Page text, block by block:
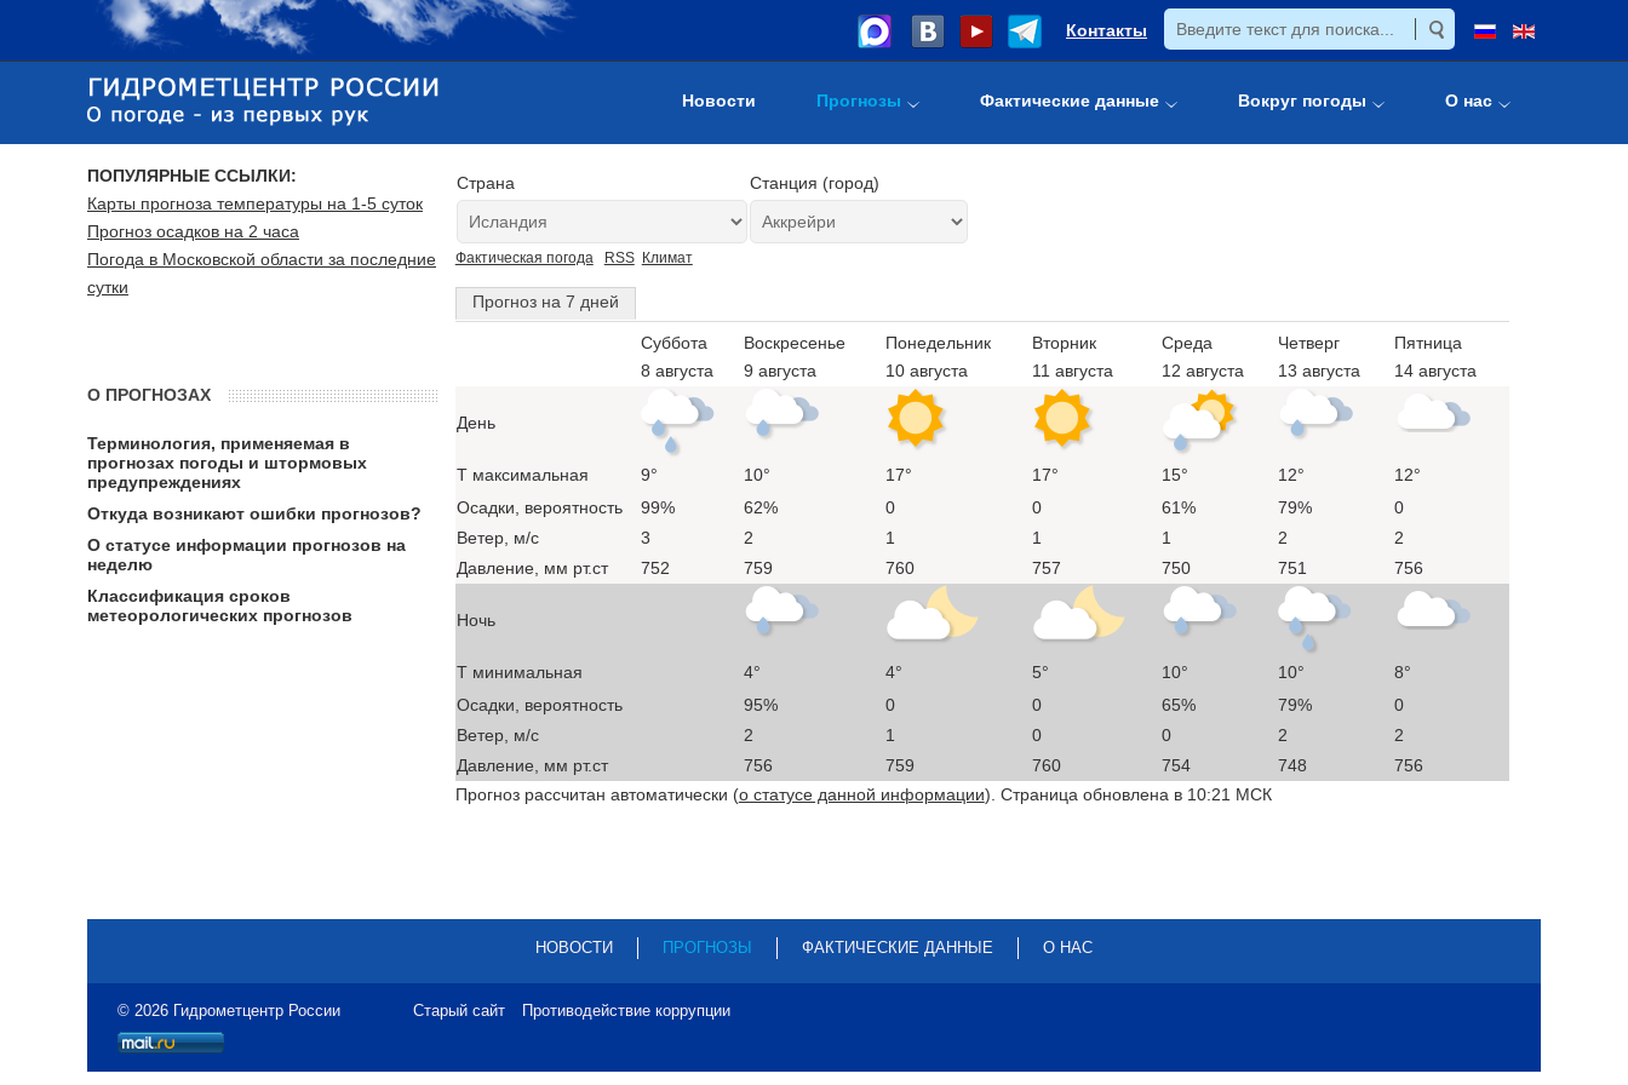
Контакты
Новости Прогнозы Фактические данные Вокруг погоды О нас
Страна Станция (город)
Фактическая погода RSS Климат
Прогноз на 7 дней
Суббота
8 августа
Воскресенье
9 августа
Понедельник
10 августа
Вторник
11 августа
Среда
12 августа
Четверг
13 августа
Пятница
14 августа
День
T максимальная 9° 10° 17° 17° 15° 12°
12°
Осадки, вероятность
99% 62% 0 0 61% 79%
0
Ветер, м/с
3 2 1 1 1 2
2
Давление, мм рт.ст
752 759 760 757 750 751 756
Ночь
T минимальная 4° 4° 5° 10° 10°
8°
Осадки, вероятность
95% 0 0 65% 79%
0
Ветер, м/с
2 1 0 0 2
2
Давление, мм рт.ст
756 759 760 754 748
756
Прогноз рассчитан автоматически (о статусе данной информации). Страница обновлена в 10:21 МСК
ПОПУЛЯРНЫЕ ССЫЛКИ:
Карты прогноза температуры на 1-5 суток
Прогноз осадков на 2 часа
Погода в Московской области за последние
сутки
О ПРОГНОЗАХ
Терминология, применяемая в
прогнозах погоды и штормовых
предупреждениях
Откуда возникают ошибки прогнозов?
О статусе информации прогнозов на
неделю
Классификация сроков
метеорологических прогнозов
НОВОСТИ ПРОГНОЗЫ ФАКТИЧЕСКИЕ ДАННЫЕ О НАС
© 2026 Гидрометцентр России Старый сайт Противодействие коррупции